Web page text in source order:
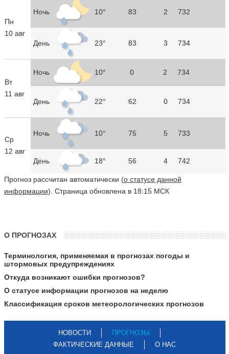
Пн
10 авг
Ночь 10° 83 2 732
День 23° 83 3 734
Вт
11 авг
Ночь 10° 0 2 734
День 22° 62 0 734
Ср
12 авг
Ночь 10° 75 5 733
День 18° 56 4 742
Прогноз рассчитан автоматически (о статусе данной
информации). Страница обновлена в 18:15 МСК
О ПРОГНОЗАХ
Терминология, применяемая в прогнозах погоды и
штормовых предупреждениях
Откуда возникают ошибки прогнозов?
О статусе информации прогнозов на неделю
Классификация сроков метеорологических прогнозов
НОВОСТИ
ПРОГНОЗЫ
ФАКТИЧЕСКИЕ ДАННЫЕ
О НАС